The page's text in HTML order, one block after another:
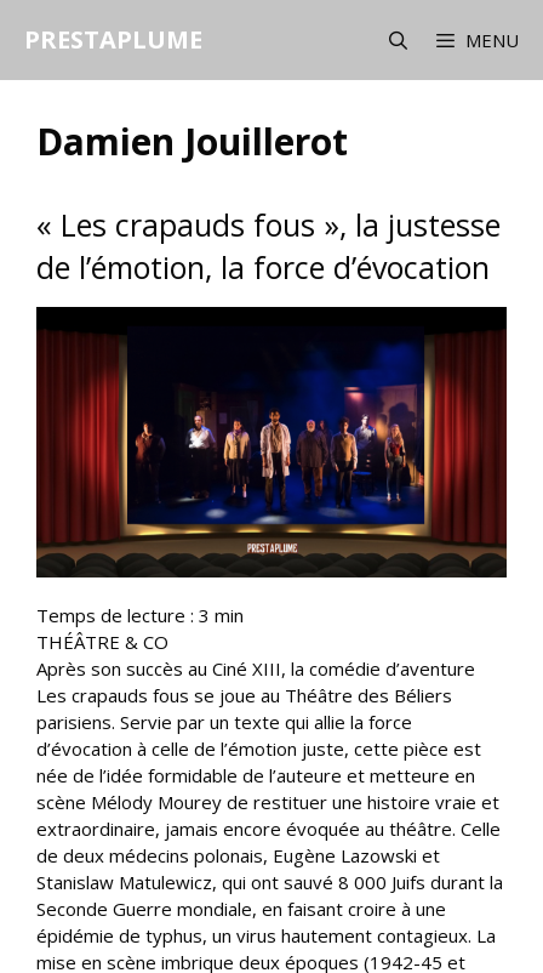
PRESTAPLUME MENU
Damien Jouillerot
« Les crapauds fous », la justesse
de l’émotion, la force d’évocation
Temps de lecture : 3 min
THÉÂTRE & CO
Après son succès au Ciné XIII, la comédie d’aventure
Les crapauds fous se joue au Théâtre des Béliers
parisiens. Servie par un texte qui allie la force
d’évocation à celle de l’émotion juste, cette pièce est
née de l’idée formidable de l’auteure et metteure en
scène Mélody Mourey de restituer une histoire vraie et
extraordinaire, jamais encore évoquée au théâtre. Celle
de deux médecins polonais, Eugène Lazowski et
Stanislaw Matulewicz, qui ont sauvé 8 000 Juifs durant la
Seconde Guerre mondiale, en faisant croire à une
épidémie de typhus, un virus hautement contagieux. La
mise en scène imbrique deux époques (1942-45 et